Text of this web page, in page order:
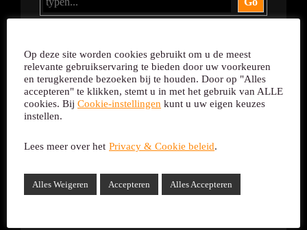
Recente Posts
6 januari 2025
Op deze site worden cookies gebruikt om u de meest
relevante gebruikservaring te bieden door uw voorkeuren
en terugkerende bezoeken bij te houden. Door op "Alles
accepteren" te klikken, stemt u in met het gebruik van ALLE
cookies. Bij Cookie-instellingen kunt u uw eigen keuzes
instellen.
Lees meer over het Privacy & Cookie beleid.
Alles Weigeren Accepteren Alles Accepteren